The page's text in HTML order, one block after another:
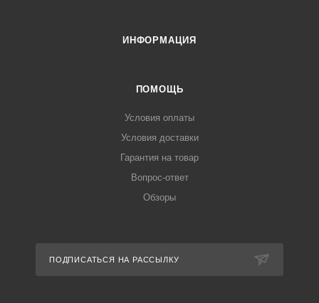
ИНФОРМАЦИЯ
ПОМОЩЬ
Условия оплаты
Условия доставки
Гарантия на товар
Вопрос-ответ
Обзоры
ПОДПИСАТЬСЯ НА РАССЫЛКУ